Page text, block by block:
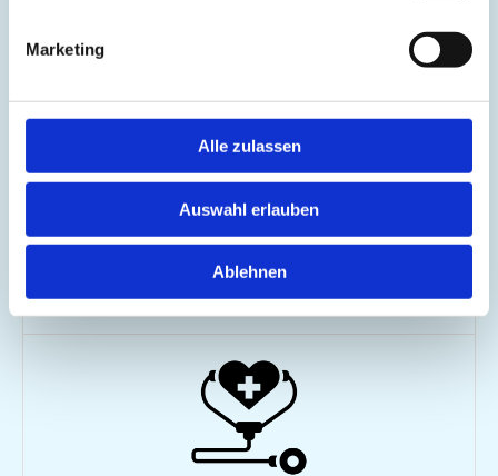
Marketing
Alle zulassen
Auswahl erlauben
Ablehnen
Check-up-Untersuchungen